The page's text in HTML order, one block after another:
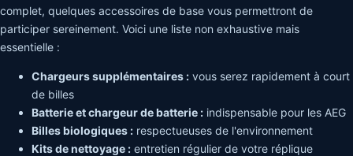
complet, quelques accessoires de base vous permettront de
participer sereinement. Voici une liste non exhaustive mais
essentielle :
Chargeurs supplémentaires : vous serez rapidement à court
de billes
Batterie et chargeur de batterie : indispensable pour les AEG
Billes biologiques : respectueuses de l'environnement
Kits de nettoyage : entretien régulier de votre réplique